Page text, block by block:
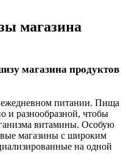
магазина
магазина продуктов
питании. Пища
и разнообразной, чтобы
витамины. Особую
магазины с широким
на одной